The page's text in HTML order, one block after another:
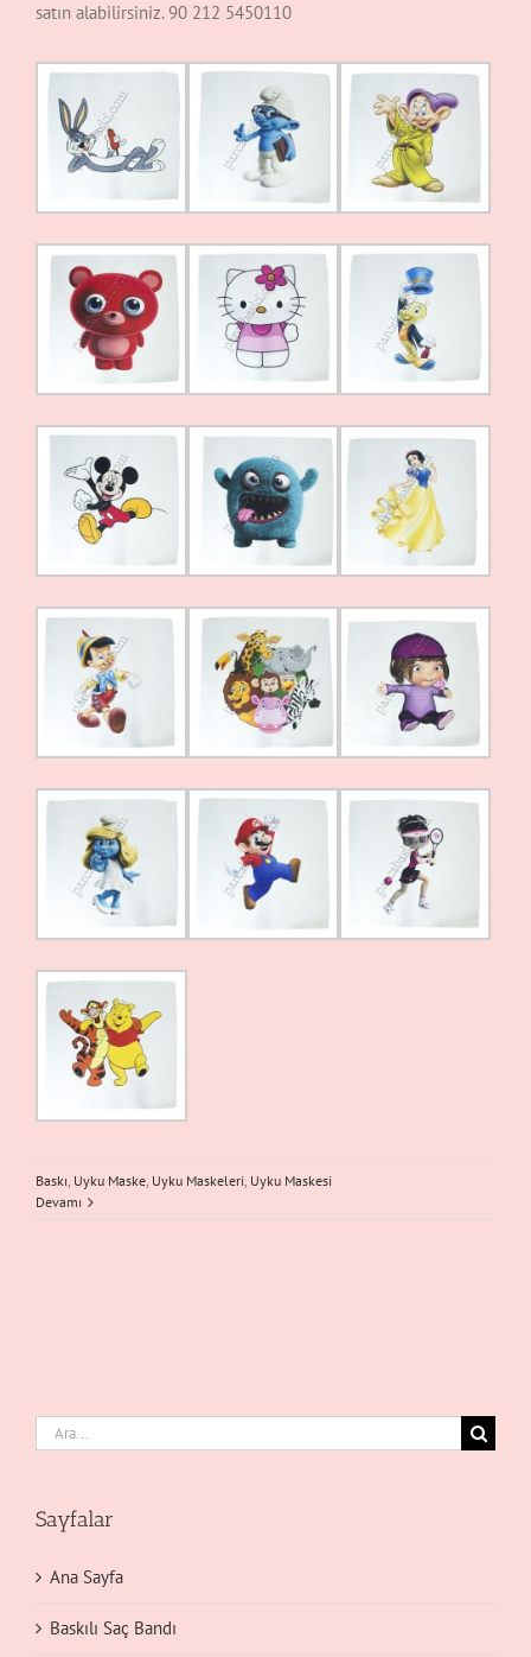
satın alabilirsiniz. 90 212 5450110
Baskı, Uyku Maske, Uyku Maskeleri, Uyku Maskesi
Devamı
Ara:
Sayfalar
Ana Sayfa
Baskılı Saç Bandı